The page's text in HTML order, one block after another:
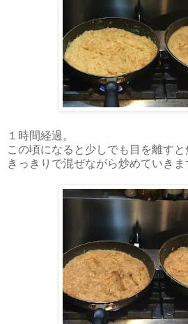
１時間経過。
この頃になると少しでも目を離す
きっきりで混ぜながら炒めていきま